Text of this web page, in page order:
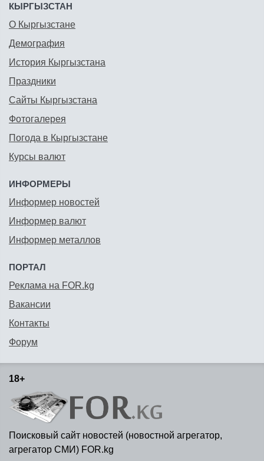
КЫРГЫЗСТАН
О Кыргызстане
Демография
История Кыргызстана
Праздники
Сайты Кыргызстана
Фотогалерея
Погода в Кыргызстане
Курсы валют
ИНФОРМЕРЫ
Информер новостей
Информер валют
Информер металлов
ПОРТАЛ
Реклама на FOR.kg
Вакансии
Контакты
Форум
18+
Поисковый сайт новостей (новостной агрегатор,
агрегатор СМИ) FOR.kg